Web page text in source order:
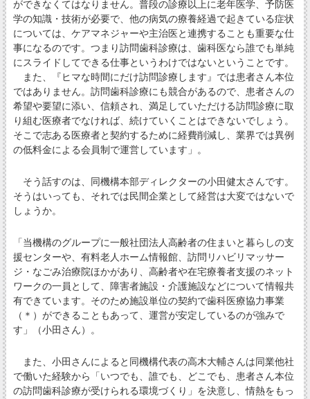
ができなくてはなりません。普段の診療以上に老年医学、予防医
学の知識・技術が必要で、他の病気の療養経過で起きている症状
については、ケアマネジャーや主治医と連携することも重要な仕
事になるのです。つまり訪問歯科診療は、歯科医なら誰でも単純
にスライドしてできる仕事というわけではないということです。
また、『ヒマな時間にだけ訪問診療します』では患者さん本位
ではありません。訪問歯科診療にも競合があるので、患者さんの
希望や要望に添い、信頼され、満足していただける訪問診療に取
り組む医療者でなければ、続けていくことはできないでしょう。
そこで志ある医療者と契約するために経費削減し、業界では異例
の低料金による会員制で運営しています」。
そう話すのは、同機構本部ディレクターの小田健太さんです。
そうはいっても、それでは民間企業として経営は大変ではないで
しょうか。
「当機構のグループに一般社団法人高齢者の住まいと暮らしの支
援センターや、有料老人ホーム情報館、訪問リハビリマッサー
ジ・なごみ治療院ほかがあり、高齢者や在宅療養者支援のネット
ワークの一員として、障害者施設・介護施設などについて情報共
有できています。そのため施設単位の契約で歯科医療協力事業
（＊）ができることもあって、運営が安定しているのが強みで
す」（小田さん）。
また、小田さんによると同機構代表の高木大輔さんは同業他社
で働いた経験から「いつでも、誰でも、どこでも、患者さん本位
の訪問歯科診療が受けられる環境づくり」を決意し、情熱をもっ